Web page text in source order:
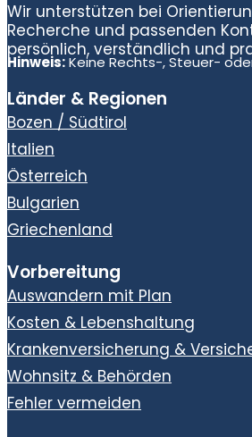
Wir unterstützen bei
Recherche und passenden
persönlich, verständlich und
Hinweis:Keine Rechts-, Steuer-
Länder & Regionen
Bozen / Südtirol
Italien
Österreich
Bulgarien
Griechenland
Vorbereitung
Auswandern mit Plan
Kosten & Lebenshaltung
Krankenversicherung &
Wohnsitz & Behörden
Fehler vermeiden